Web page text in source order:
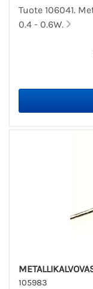
Tuote 106041.
0.4 - 0.6W.
105983